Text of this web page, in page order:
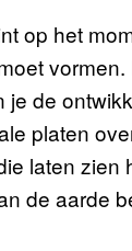
op het
je de
platen
laten
de aarde